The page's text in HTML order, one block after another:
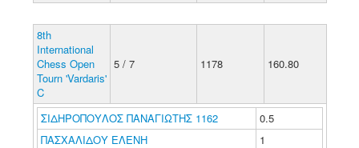
8th
International
Chess Open
Tourn 'Vardaris'
C
5 / 7 1178 160.80
ΣΙΔΗΡΟΠΟΥΛΟΣ ΠΑΝΑΓΙΩΤΗΣ 1162
0.5
ΠΑΣΧΑΛΙΔΟΥ ΕΛΕΝΗ
1